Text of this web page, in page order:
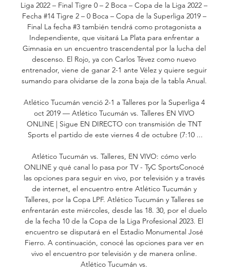
Liga 2022 – Final Tigre 0 – 2 Boca – Copa de la Liga 2022 –
Fecha #14 Tigre 2 – 0 Boca – Copa de la Superliga 2019 –
Final La fecha #3 también tendrá como protagonista a
Independiente, que visitará La Plata para enfrentar a
Gimnasia en un encuentro trascendental por la lucha del
descenso. El Rojo, ya con Carlos Tévez como nuevo
entrenador, viene de ganar 2-1 ante Vélez y quiere seguir
sumando para olvidarse de la zona baja de la tabla Anual.
Atlético Tucumán venció 2-1 a Talleres por la Superliga 4
oct 2019 — Atlético Tucumán vs. Talleres EN VIVO
ONLINE | Sigue EN DIRECTO con transmisión de TNT
Sports el partido de este viernes 4 de octubre (7:10 ...
Atlético Tucumán vs. Talleres, EN VIVO: cómo verlo
ONLINE y qué canal lo pasa por TV - TyC SportsConocé
las opciones para seguir en vivo, por televisión y a través
de internet, el encuentro entre Atlético Tucumán y
Talleres, por la Copa LPF. Atlético Tucumán y Talleres se
enfrentarán este miércoles, desde las 18. 30, por el duelo
de la fecha 10 de la Copa de la Liga Profesional 2023. El
encuentro se disputará en el Estadio Monumental José
Fierro. A continuación, conocé las opciones para ver en
vivo el encuentro por televisión y de manera online.
Atlético Tucumán vs.